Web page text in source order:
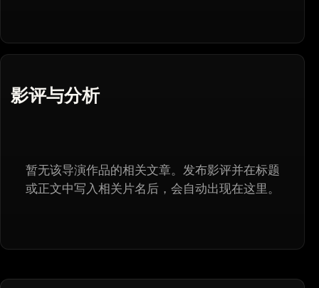
影评与分析
暂无该导演作品的相关文章。发布影评并在标题
或正文中写入相关片名后，会自动出现在这里。